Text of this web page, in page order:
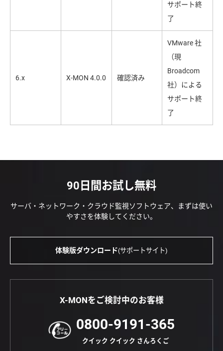
サポート終
了
6.x X-MON 4.0.0 確認済み
VMware 社
（現
Broadcom
社）による
サポート終
了
90日間お試し無料
サーバ・ネットワーク・クラウド監視ソフトウェア、まずは使い
やすさを体験してください。
体験版ダウンロード(サポートサイト)
X-MONをご検討中のお客様
0800-9191-365
クイック クイック さんろくご